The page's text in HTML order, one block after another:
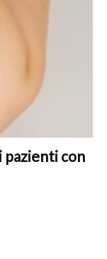
pazienti con